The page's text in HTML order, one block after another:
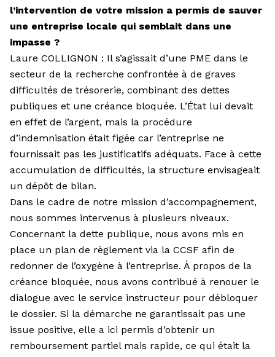
l’intervention de votre mission a permis de sauver
une entreprise locale qui semblait dans une
impasse ?
Laure COLLIGNON : Il s’agissait d’une PME dans le
secteur de la re­cherche confrontée à de graves
difficultés de trésorerie, combinant des dettes
publiques et une créance bloquée. L’État lui devait
en effet de l’argent, mais la procédure
d’indemnisation était figée car l’entreprise ne
fournissait pas les justificatifs adéquats. Face à cette
accumulation de difficultés, la structure envisageait
un dépôt de bilan.
Dans le cadre de notre mission d’accompagnement,
nous sommes intervenus à plusieurs niveaux.
Concernant la dette publique, nous avons mis en
place un plan de règlement via la CCSF afin de
redonner de l’oxygène à l’entreprise. À propos de la
créance bloquée, nous avons contribué à renouer le
dialogue avec le service instructeur pour déblo­quer
le dossier. Si la démarche ne garantissait pas une
issue positive, elle a ici permis d’obtenir un
remboursement partiel mais rapide, ce qui était la